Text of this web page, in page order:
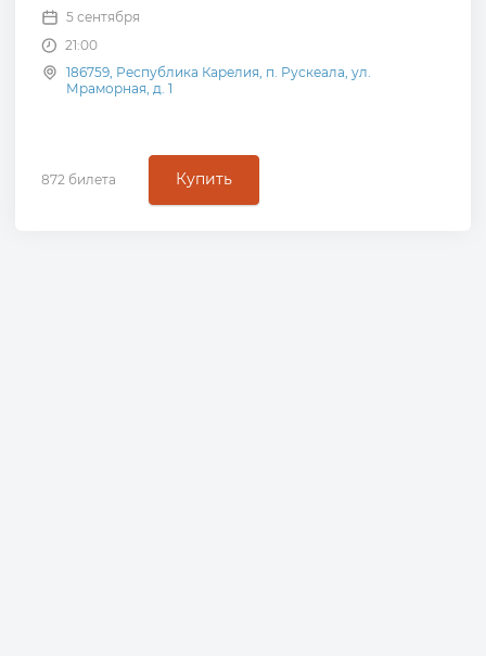
5 сентября
21:00
186759, Республика Карелия, п. Рускеала, ул.
Мраморная, д. 1
872 билета Купить